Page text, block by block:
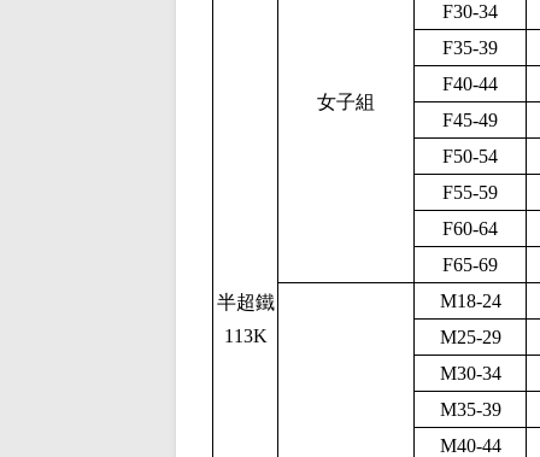
半超鐵
113K
女子組
F30-34
F35-39
F40-44
F45-49
F50-54
F55-59
F60-64
F65-69
M18-24
M25-29
M30-34
M35-39
M40-44